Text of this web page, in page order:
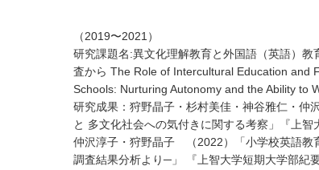
（2019〜2021）
研究課題名:異文化理解教育と外国語（英語）
査から The Role of Intercultural Education and
Schools: Nurturing Autonomy and the Ability to
研究成果：狩野晶子・杉村美佳・神谷雅仁・仲
と 多文化社会への気付きに関する考察」『上
仲沢淳子・狩野晶子 （2022）「小学校英語教
調査結果分析より─」 『上智大学短期大学部紀